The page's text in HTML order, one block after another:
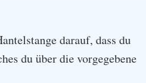
darauf, dass du
du über die vorgegebene